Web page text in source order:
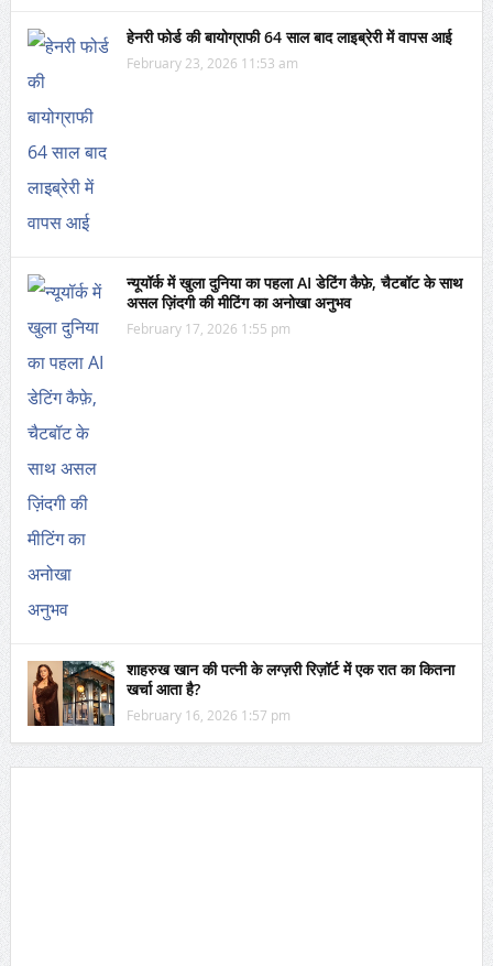
हेनरी फोर्ड की बायोग्राफी 64 साल बाद लाइब्रेरी में वापस आई
February 23, 2026 11:53 am
न्यूयॉर्क में खुला दुनिया का पहला AI डेटिंग कैफ़े, चैटबॉट के साथ
असल ज़िंदगी की मीटिंग का अनोखा अनुभव
February 17, 2026 1:55 pm
शाहरुख खान की पत्नी के लग्ज़री रिज़ॉर्ट में एक रात का कितना
खर्चा आता है?
February 16, 2026 1:57 pm